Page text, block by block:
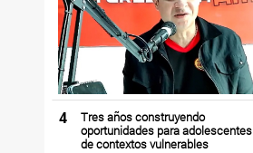
4
Tres años construyendo
oportunidades para adolescentes
de contextos vulnerables